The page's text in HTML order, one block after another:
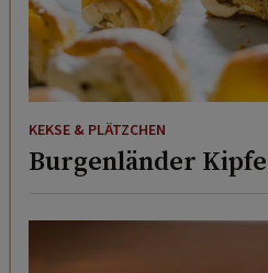
KEKSE & PLÄTZCHEN
Burgenländer